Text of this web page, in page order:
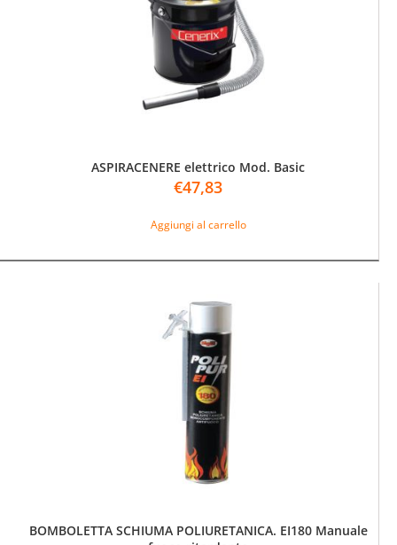
ASPIRACENERE elettrico Mod. Basic
€47,83
Aggiungi al carrello
BOMBOLETTA SCHIUMA POLIURETANICA. EI180 Manuale